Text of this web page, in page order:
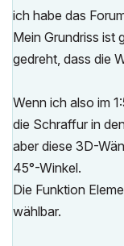
ich habe das
Mein Grundriss ist
gedreht, dass die
Wenn ich also im
die Schraffur in
aber diese 3D-
45°-Winkel.
Die Funktion
wählbar.